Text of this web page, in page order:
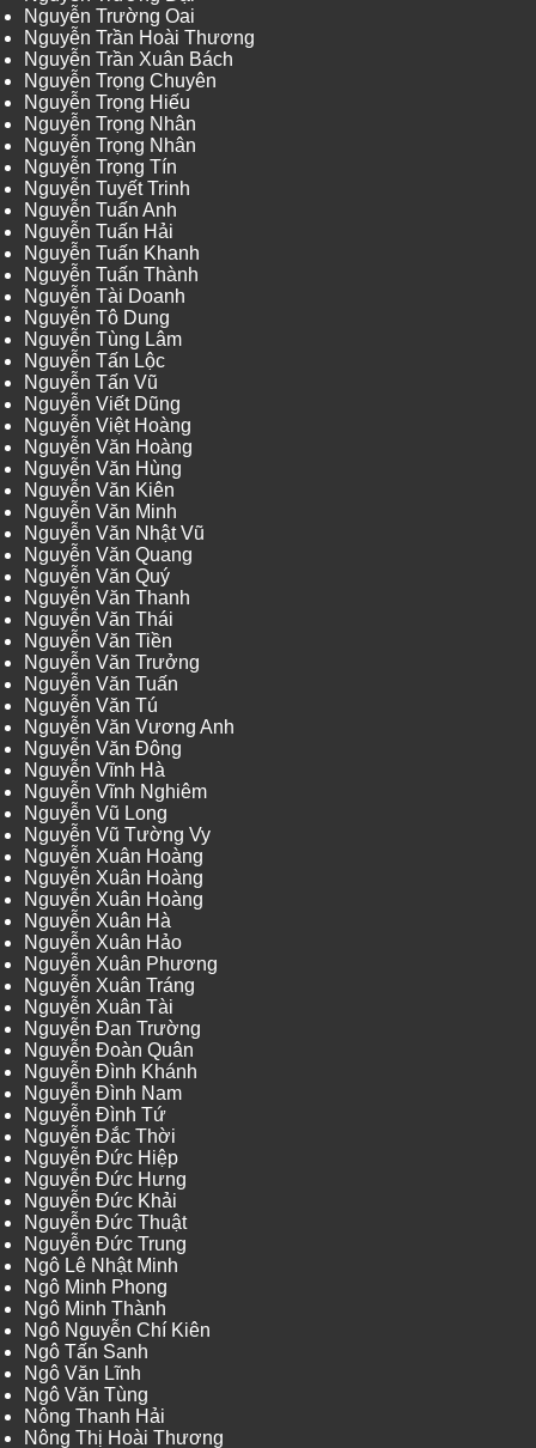
Nguyễn Trường Oai
Nguyễn Trần Hoài Thương
Nguyễn Trần Xuân Bách
Nguyễn Trọng Chuyên
Nguyễn Trọng Hiếu
Nguyễn Trọng Nhân
Nguyễn Trọng Nhân
Nguyễn Trọng Tín
Nguyễn Tuyết Trinh
Nguyễn Tuấn Anh
Nguyễn Tuấn Hải
Nguyễn Tuấn Khanh
Nguyễn Tuấn Thành
Nguyễn Tài Doanh
Nguyễn Tô Dung
Nguyễn Tùng Lâm
Nguyễn Tấn Lộc
Nguyễn Tấn Vũ
Nguyễn Viết Dũng
Nguyễn Việt Hoàng
Nguyễn Văn Hoàng
Nguyễn Văn Hùng
Nguyễn Văn Kiên
Nguyễn Văn Minh
Nguyễn Văn Nhật Vũ
Nguyễn Văn Quang
Nguyễn Văn Quý
Nguyễn Văn Thanh
Nguyễn Văn Thái
Nguyễn Văn Tiền
Nguyễn Văn Trưởng
Nguyễn Văn Tuấn
Nguyễn Văn Tú
Nguyễn Văn Vương Anh
Nguyễn Văn Đông
Nguyễn Vĩnh Hà
Nguyễn Vĩnh Nghiêm
Nguyễn Vũ Long
Nguyễn Vũ Tường Vy
Nguyễn Xuân Hoàng
Nguyễn Xuân Hoàng
Nguyễn Xuân Hoàng
Nguyễn Xuân Hà
Nguyễn Xuân Hảo
Nguyễn Xuân Phương
Nguyễn Xuân Tráng
Nguyễn Xuân Tài
Nguyễn Đan Trường
Nguyễn Đoàn Quân
Nguyễn Đình Khánh
Nguyễn Đình Nam
Nguyễn Đình Tứ
Nguyễn Đắc Thời
Nguyễn Đức Hiệp
Nguyễn Đức Hưng
Nguyễn Đức Khải
Nguyễn Đức Thuật
Nguyễn Đức Trung
Ngô Lê Nhật Minh
Ngô Minh Phong
Ngô Minh Thành
Ngô Nguyễn Chí Kiên
Ngô Tấn Sanh
Ngô Văn Lĩnh
Ngô Văn Tùng
Nông Thanh Hải
Nông Thị Hoài Thương